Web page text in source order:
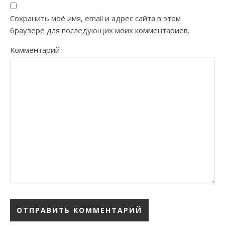
Сохранить моё имя, email и адрес сайта в этом
браузере для последующих моих комментариев.
Комментарий